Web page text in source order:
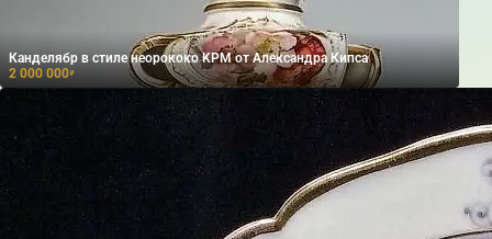
Канделябр в стиле неорококо KPM от Александра Кипса
2 000 000₽